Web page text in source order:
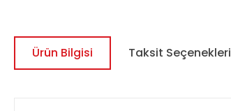
Ürün Bilgisi Taksit Seçenekleri